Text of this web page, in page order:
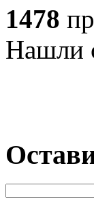
1478
Нашли